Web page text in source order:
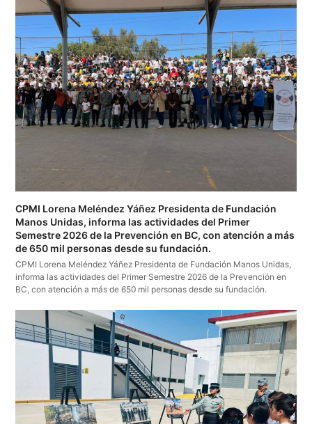
CPMI Lorena Meléndez Yáñez Presidenta de Fundación
Manos Unidas, informa las actividades del Primer
Semestre 2026 de la Prevención en BC, con atención a más
de 650 mil personas desde su fundación.
CPMI Lorena Meléndez Yáñez Presidenta de Fundación Manos Unidas,
informa las actividades del Primer Semestre 2026 de la Prevención en
BC, con atención a más de 650 mil personas desde su fundación.